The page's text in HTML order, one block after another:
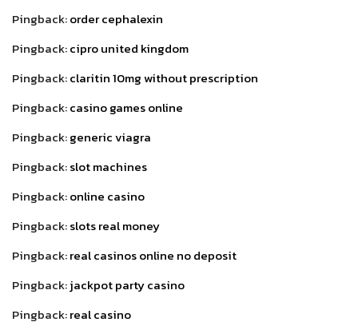
Pingback:order cephalexin
Pingback:cipro united kingdom
Pingback:claritin 10mg without prescription
Pingback:casino games online
Pingback:generic viagra
Pingback:slot machines
Pingback:online casino
Pingback:slots real money
Pingback:real casinos online no deposit
Pingback:jackpot party casino
Pingback:real casino